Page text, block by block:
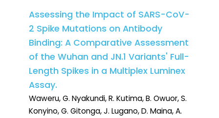
Assessing the Impact of SARS-CoV-
2 Spike Mutations on Antibody
Binding: A Comparative Assessment
of the Wuhan and JN.1 Variants' Full-
Length Spikes in a Multiplex Luminex
Assay.
Waweru, G. Nyakundi, R. Kutima, B. Owuor, S.
Konyino, G. Gitonga, J. Lugano, D. Maina, A.